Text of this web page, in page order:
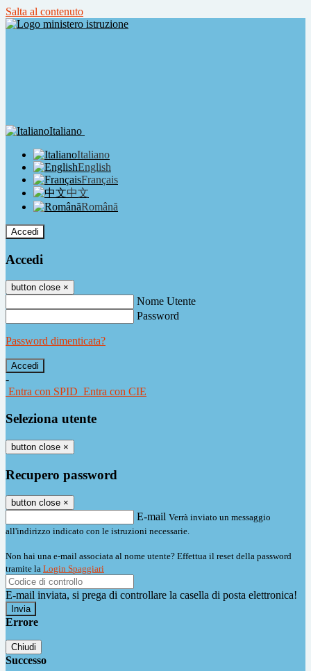
Salta al contenuto
Italiano
Italiano
English
Français
中文
Română
Accedi
Accedi
button close ×
Nome Utente
Password
Password dimenticata?
-
Entra con SPID Entra con CIE
Seleziona utente
button close ×
Recupero password
button close ×
E-mail Verrà inviato un messaggio
all'indirizzo indicato con le istruzioni necessarie.
Non hai una e-mail associata al nome utente? Effettua il reset della password
tramite la Login Spaggiari
E-mail inviata, si prega di controllare la casella di posta elettronica!
Errore
Chiudi
Successo